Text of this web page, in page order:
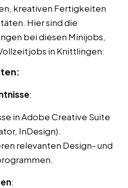
kreativen Fertigkeiten
Hier sind die
bei diesen Minijobs,
in Knittlingen:
:
in Adobe Creative Suite
InDesign).
relevanten Design- und
: